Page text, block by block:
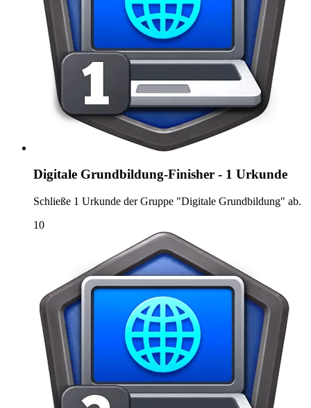
Digitale Grundbildung-Finisher - 1 Urkunde
Schließe 1 Urkunde der Gruppe "Digitale Grundbildung" ab.
10